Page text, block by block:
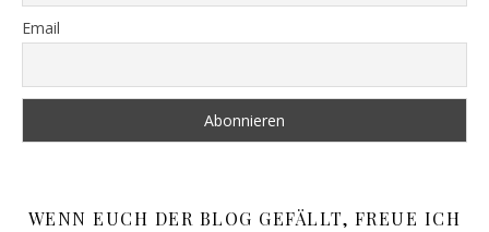
Email
WENN EUCH DER BLOG GEFÄLLT, FREUE ICH